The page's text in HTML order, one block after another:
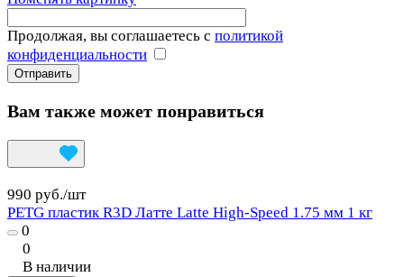
Продолжая, вы соглашаетесь с политикой
конфиденциальности
Вам также может понравиться
990 руб./шт
PETG пластик R3D Латте Latte High-Speed 1.75 мм 1 кг
0
0
В наличии